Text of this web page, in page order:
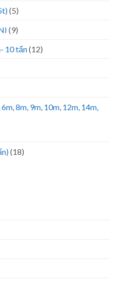
(5)
(9)
10 tấn(12)
8m, 9m, 10m, 12m, 14m,
(18)